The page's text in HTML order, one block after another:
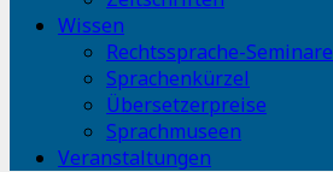
Wissen
Rechtssprache-Seminare
Sprachenkürzel
Übersetzerpreise
Sprachmuseen
Veranstaltungen